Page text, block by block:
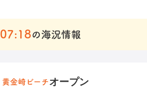
07:18の海況情報
黄金崎ビーチオープン